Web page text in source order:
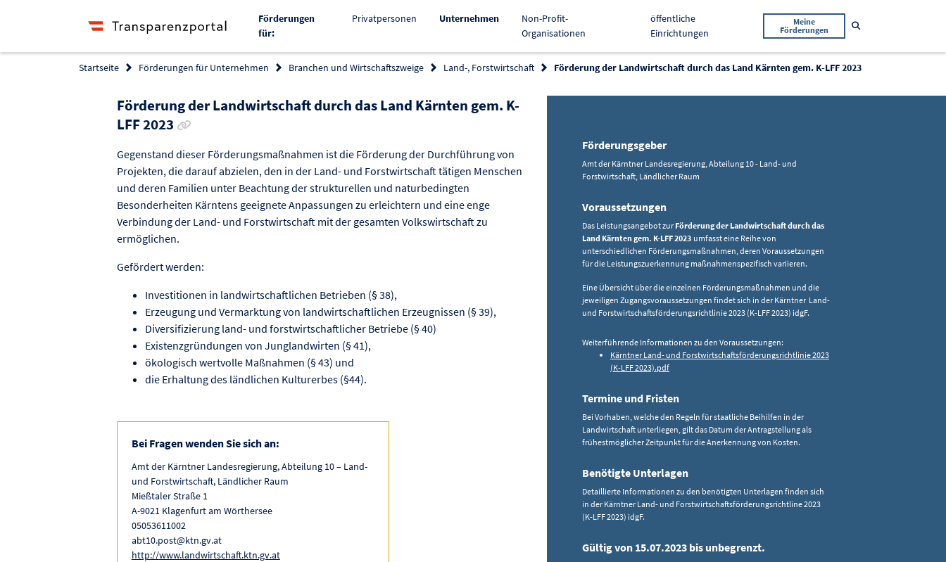
Förderungen
für:
Privatpersonen UnternehmenAktiv Non-Profit-
Organisationen
öffentliche
Einrichtungen
Meine
Förderungen
Startseite Förderungen für Unternehmen Branchen und Wirtschaftszweige Land-, Forstwirtschaft Förderung der Landwirtschaft durch das Land Kärnten gem. K-LFF 2023
Förderung der Landwirtschaft durch das Land Kärnten gem. K-
LFF 2023
Link zur Förderung kopieren
Gegenstand dieser Förderungsmaßnahmen ist die Förderung der Durchführung von
Projekten, die darauf abzielen, den in der Land- und Forstwirtschaft tätigen Menschen
und deren Familien unter Beachtung der strukturellen und naturbedingten
Besonderheiten Kärntens geeignete Anpassungen zu erleichtern und eine enge
Verbindung der Land- und Forstwirtschaft mit der gesamten Volkswirtschaft zu
ermöglichen.
Gefördert werden:
Investitionen in landwirtschaftlichen Betrieben (§ 38),
Erzeugung und Vermarktung von landwirtschaftlichen Erzeugnissen (§ 39),
Diversifizierung land- und forstwirtschaftlicher Betriebe (§ 40)
Existenzgründungen von Junglandwirten (§ 41),
ökologisch wertvolle Maßnahmen (§ 43) und
die Erhaltung des ländlichen Kulturerbes (§44).
Bei Fragen wenden Sie sich an:
Amt der Kärntner Landesregierung, Abteilung 10 – Land-
und Forstwirtschaft, Ländlicher Raum
Mießtaler Straße 1
A-9021 Klagenfurt am Wörthersee
05053611002
abt10.post@ktn.gv.at
http://www.landwirtschaft.ktn.gv.at
Förderungsgeber
Amt der Kärntner Landesregierung, Abteilung 10 - Land- und
Forstwirtschaft, Ländlicher Raum
Voraussetzungen
Das Leistungsangebot zur Förderung der Landwirtschaft durch das
Land Kärnten gem. K-LFF 2023 umfasst eine Reihe von
unterschiedlichen Förderungsmaßnahmen, deren Voraussetzungen
für die Leistungszuerkennung maßnahmenspezifisch variieren.
Eine Übersicht über die einzelnen Förderungsmaßnahmen und die
jeweiligen Zugangsvoraussetzungen findet sich in der Kärntner Land-
und Forstwirtschaftsförderungsrichtlinie 2023 (K-LFF 2023) idgF.
Weiterführende Informationen zu den Voraussetzungen:
Kärntner Land- und Forstwirtschaftsförderungsrichtlinie 2023
(K-LFF 2023).pdf
Termine und Fristen
Bei Vorhaben, welche den Regeln für staatliche Beihilfen in der
Landwirtschaft unterliegen, gilt das Datum der Antragstellung als
frühestmöglicher Zeitpunkt für die Anerkennung von Kosten.
Benötigte Unterlagen
Detaillierte Informationen zu den benötigten Unterlagen finden sich
in der Kärntner Land- und Forstwirtschaftsförderungsrichtline 2023
(K-LFF 2023) idgF.
Gültig von 15.07.2023 bis unbegrenzt.